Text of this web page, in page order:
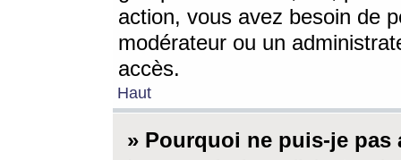
action, vous avez besoin de
modérateur ou un
accès.
Haut
» Pourquoi ne puis-je